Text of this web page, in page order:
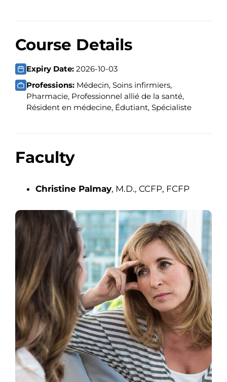
Course Details
Expiry Date: 2026-10-03
Professions: Médecin, Soins infirmiers,
Pharmacie, Professionnel allié de la santé,
Résident en médecine, Édutiant, Spécialiste
Faculty
Christine Palmay, M.D., CCFP, FCFP